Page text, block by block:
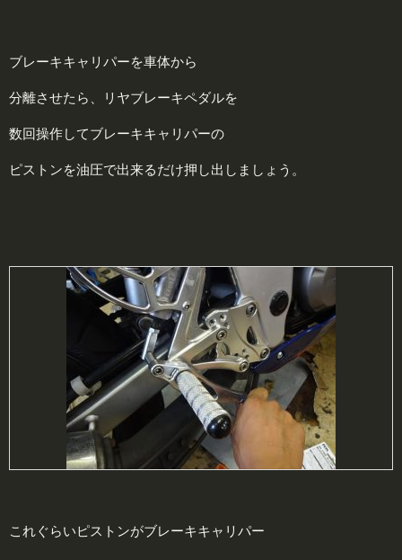
ブレーキキャリパーを車体から
分離させたら、リヤブレーキペダルを
数回操作してブレーキキャリパーの
ピストンを油圧で出来るだけ押し出しましょう。
これぐらいピストンがブレーキキャリパー